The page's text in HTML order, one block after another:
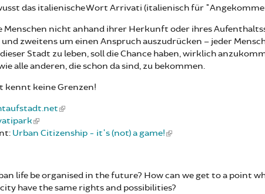
das italienische Wort Arrivati (italienisch für
Menschen nicht anhand ihrer Herkunft oder ihres
zweitens um einen Anspruch auszudrücken – jeder
Stadt zu leben, soll die Chance haben, wirklich
alle anderen, die schon da sind, zu bekommen.
kennt keine Grenzen!
Urban Citizenship - it's (not) a game!
life be organised in the future? How can we get to a point
have the same rights and possibilities?